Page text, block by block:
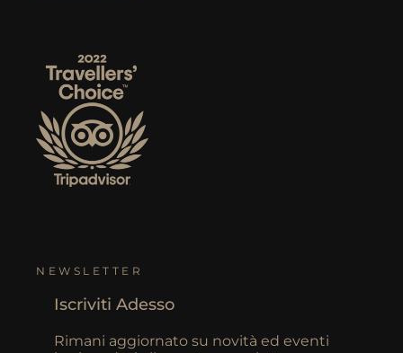
NEWSLETTER
Iscriviti Adesso
Rimani aggiornato su novità ed eventi